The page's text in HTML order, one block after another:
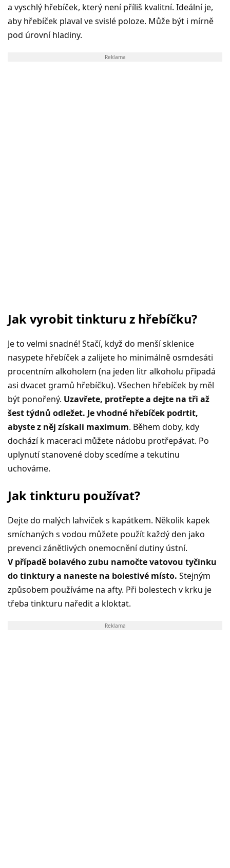
a vyschlý hřebíček, který není příliš kvalitní. Ideální je,
aby hřebíček plaval ve svislé poloze. Může být i mírně
pod úrovní hladiny.
Reklama
Jak vyrobit tinkturu z hřebíčku?
Je to velmi snadné! Stačí, když do menší sklenice
nasypete hřebíček a zalijete ho minimálně osmdesáti
procentním alkoholem (na jeden litr alkoholu připadá
asi dvacet gramů hřebíčku). Všechen hřebíček by měl
být ponořený. Uzavřete, protřepte a dejte na tři až
šest týdnů odležet. Je vhodné hřebíček podrtit,
abyste z něj získali maximum. Během doby, kdy
dochází k maceraci můžete nádobu protřepávat. Po
uplynutí stanovené doby scedíme a tekutinu
uchováme.
Jak tinkturu používat?
Dejte do malých lahviček s kapátkem. Několik kapek
smíchaných s vodou můžete použít každý den jako
prevenci zánětlivých onemocnění dutiny ústní.
V případě bolavého zubu namočte vatovou tyčinku
do tinktury a naneste na bolestivé místo. Stejným
způsobem používáme na afty. Při bolestech v krku je
třeba tinkturu naředit a kloktat.
Reklama